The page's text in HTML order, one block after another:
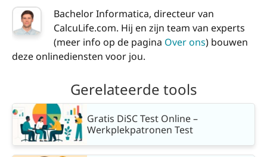
Bachelor Informatica, directeur van
CalcuLife.com. Hij en zijn team van experts
(meer info op de pagina Over ons) bouwen
deze onlinediensten voor jou.
Gerelateerde tools
Gratis DiSC Test Online –
Werkplekpatronen Test